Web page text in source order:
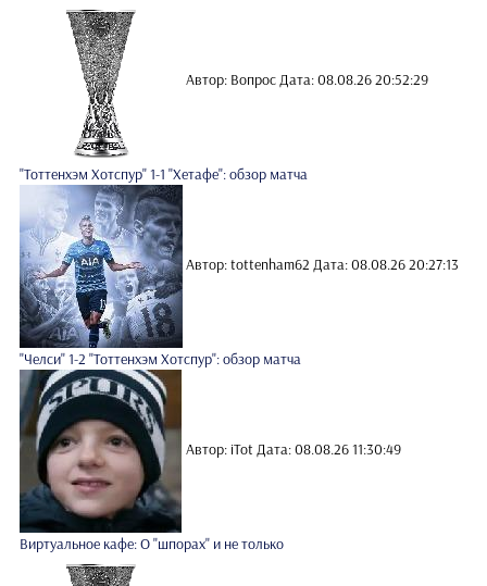
Автор: ВопросДата: 08.08.26 20:52:29
"Тоттенхэм Хотспур" 1-1 "Хетафе": обзор матча
Автор: tottenham62 Дата: 08.08.26 20:27:13
"Челси" 1-2 "Тоттенхэм Хотспур": обзор матча
Автор: iTot Дата: 08.08.26 11:30:49
Виртуальное кафе: О "шпорах" и не только